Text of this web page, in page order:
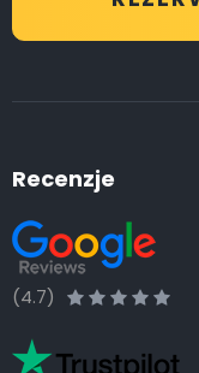
Recenzje
(4.7)